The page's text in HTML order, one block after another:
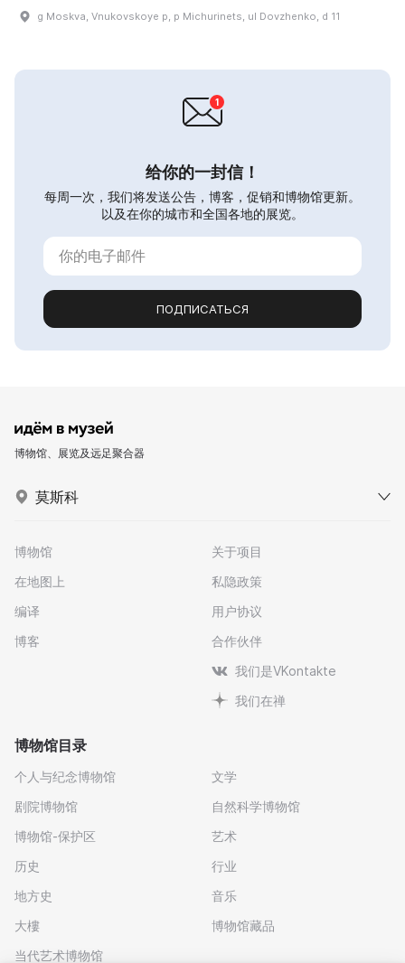
g Moskva, Vnukovskoye p, p Michurinets, ul Dovzhenko, d 11
给你的一封信！
每周一次，我们将发送公告，博客，促销和博物馆更新。
以及在你的城市和全国各地的展览。
ПОДПИСАТЬСЯ
博物馆、展览及远足聚合器
莫斯科
博物馆
在地图上
编译
博客
关于项目
私隐政策
用户协议
合作伙伴
我们是VKontakte
我们在禅
博物馆目录
个人与纪念博物馆
剧院博物馆
博物馆-保护区
历史
地方史
大樓
当代艺术博物馆
文学
自然科学博物馆
艺术
行业
音乐
博物馆藏品